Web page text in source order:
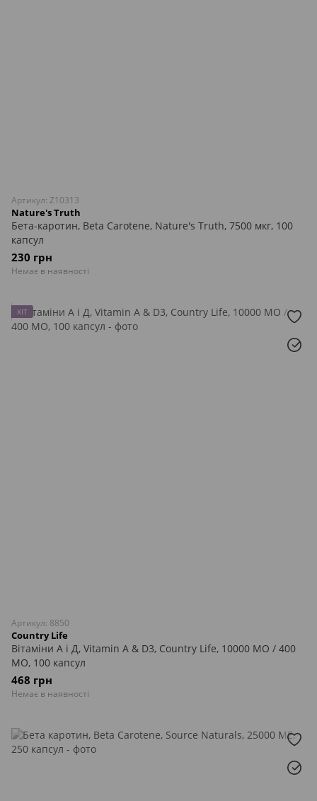
Артикул: Z10313
Nature's Truth
Бета-каротин, Beta Carotene, Nature's Truth, 7500 мкг, 100
капсул
230 грн
Немає в наявності
ХІТ
Артикул: 8850
Country Life
Вітаміни А і Д, Vitamin A & D3, Country Life, 10000 МО / 400
МО, 100 капсул
468 грн
Немає в наявності